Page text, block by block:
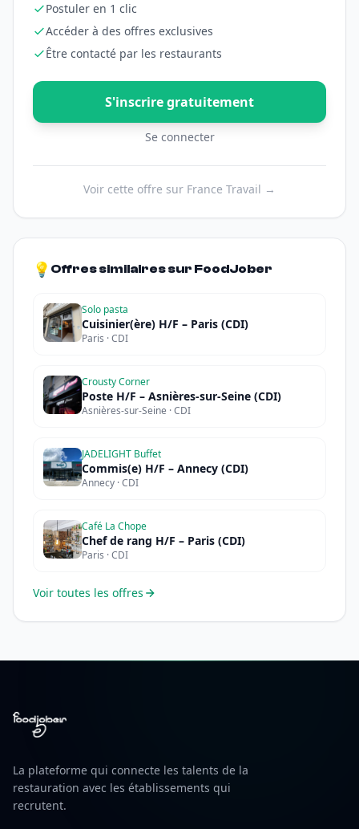
Postuler en 1 clic
Accéder à des offres exclusives
Être contacté par les restaurants
S'inscrire gratuitement
Se connecter
Voir cette offre sur France Travail →
💡 Offres similaires sur FoodJober
Solo pasta
Cuisinier(ère) H/F – Paris (CDI)
Paris · CDI
Crousty Corner
Poste H/F – Asnières-sur-Seine (CDI)
Asnières-sur-Seine · CDI
JADELIGHT Buffet
Commis(e) H/F – Annecy (CDI)
Annecy · CDI
Café La Chope
Chef de rang H/F – Paris (CDI)
Paris · CDI
Voir toutes les offres
La plateforme qui connecte les talents de la
restauration avec les établissements qui
recrutent.